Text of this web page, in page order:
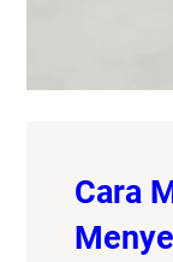
Cara